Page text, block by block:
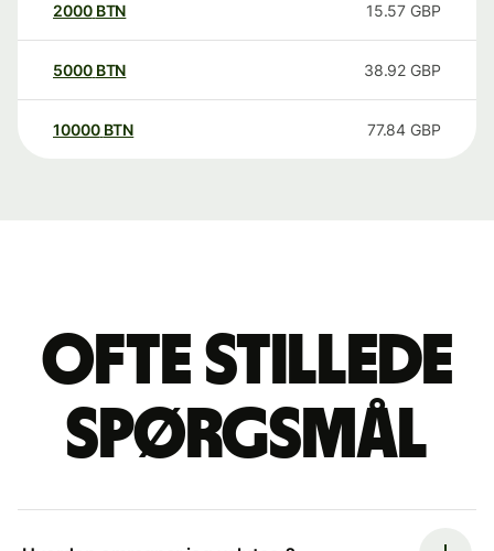
2000 BTN 15.57 GBP
5000 BTN 38.92 GBP
10000 BTN 77.84 GBP
Ofte stillede
spørgsmål